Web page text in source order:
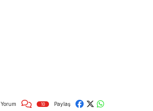
Yorum 10 Paylaş